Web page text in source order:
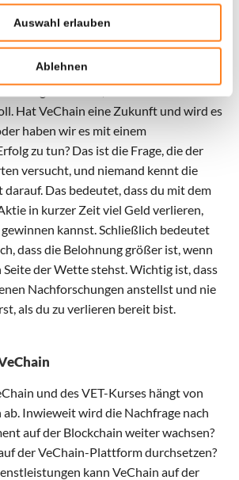
Auswahl erlauben
Ablehnen
Diese Unsicherheit und
Preises hat aber auch Vorteile.
VeChain-Preis so volatil ist, bedeutet,
nicht genau weiß, was er mit dem
Hat VeChain eine Zukunft und wird es
haben wir es mit einem
zu tun? Das ist die Frage, die der
versucht, und niemand kennt die
Das bedeutet, dass du mit dem
in kurzer Zeit viel Geld verlieren,
kannst. Schließlich bedeutet
dass die Belohnung größer ist, wenn
der Wette stehst. Wichtig ist, dass
Nachforschungen anstellst und nie
als du zu verlieren bereit bist.
und des VET-Kurses hängt von
Inwieweit wird die Nachfrage nach
auf der Blockchain weiter wachsen?
der VeChain-Plattform durchsetzen?
kann VeChain auf der